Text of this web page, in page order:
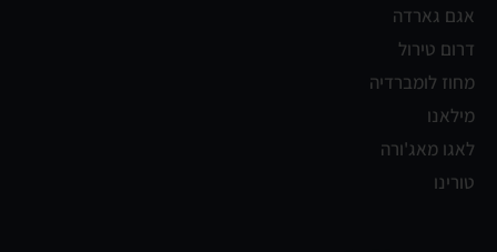
אגם גארדה
דרום טירול
מחוז לומברדיה
מילאנו
לאגו מאג'ורה
טורינו